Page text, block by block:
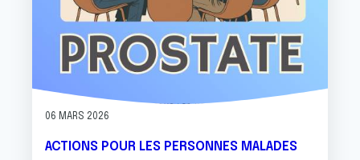
06 MARS 2026
ACTIONS POUR LES PERSONNES MALADES